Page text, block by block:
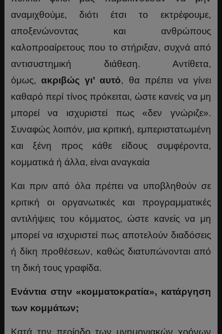
αναμιχθούμε, διότι έτσι το εκτρέφουμε,
αποξενώνοντας και ανθρώπους
καλοπροαίρετους που το στήριξαν, συχνά από
αντισυστημική διάθεση. Αντίθετα,
όμως,ακριβώς γι’ αυτό, θα πρέπει να γίνει
καθαρό περί τίνος πρόκειται, ώστε κανείς να μη
μπορεί να ισχυριστεί πως «δεν γνώριζε».
Συναφώς λοιπόν, μια κριτική, εμπεριστατωμένη
και ξένη προς κάθε είδους συμφέροντα,
κομματικά ή άλλα, είναι αναγκαία
Και πριν από όλα πρέπει να υποβληθούν σε
κριτική οι οργανωτικές και προγραμματικές
αντιλήψεις του κόμματος, ώστε κανείς να μη
μπορεί να ισχυριστεί πως αποτελούν διαδόσεις
ή δίκη προθέσεων, καθώς διατυπώνονται από
τη δική τους γραφίδα.
Ενάντια στην «κομματοκρατία», κατάργηση
των κομμάτων;
Κατά την περίοδο των μνημονιακών χρόνων